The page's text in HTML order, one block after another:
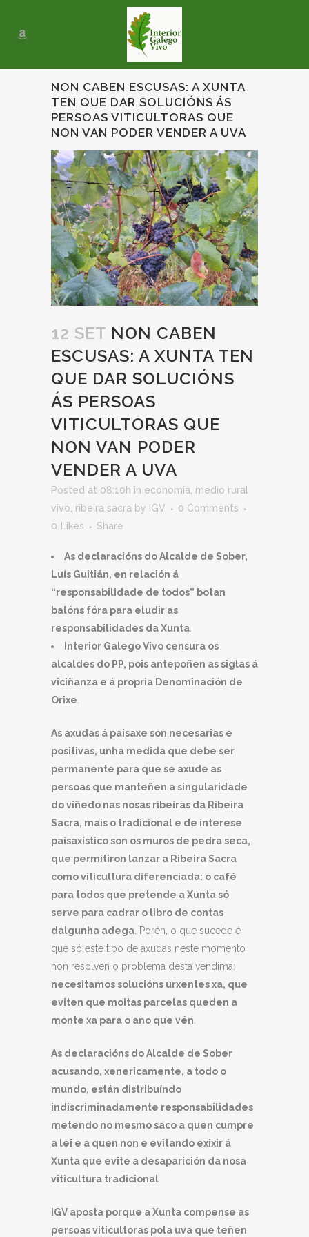
NON CABEN ESCUSAS: A XUNTA
TEN QUE DAR SOLUCIÓNS ÁS
PERSOAS VITICULTORAS QUE
NON VAN PODER VENDER A UVA
12 SET NON CABEN
ESCUSAS: A XUNTA TEN
QUE DAR SOLUCIÓNS
ÁS PERSOAS
VITICULTORAS QUE
NON VAN PODER
VENDER A UVA
Posted at 08:10h in economía medio rural
vivo ribeira sacra by IGV
0 Comments
0
Likes Share
As declaracións do Alcalde de Sober,
Luís Guitián, en relación á
“responsabilidade de todos” botan
balóns fóra para eludir as
responsabilidades da Xunta
Interior Galego Vivo censura os
alcaldes do PP, pois antepoñen as siglas á
viciñanza e á propria Denominación de
Orixe
As axudas á paisaxe son necesarias e
positivas, unha medida que debe ser
permanente para que se axude as
persoas que manteñen a singularidade
do viñedo nas nosas ribeiras da Ribeira
Sacra, mais o tradicional e de interese
paisaxístico son os muros de pedra seca,
que permitiron lanzar a Ribeira Sacra
como viticultura diferenciada: o café
para todos que pretende a Xunta só
serve para cadrar o libro de contas
dalgunha adega . Porén, o que sucede é
que só este tipo de axudas neste momento
non resolven o problema desta vendima:
necesitamos solucións urxentes xa, que
eviten que moitas parcelas queden a
monte xa para o ano que vén
As declaracións do Alcalde de Sober
acusando, xenericamente, a todo o
mundo, están distribuíndo
indiscriminadamente responsabilidades
metendo no mesmo saco a quen cumpre
a lei e a quen non e evitando exixir á
Xunta que evite a desaparición da nosa
viticultura tradicional
IGV aposta porque a Xunta compense as
persoas viticultoras pola uva que teñen